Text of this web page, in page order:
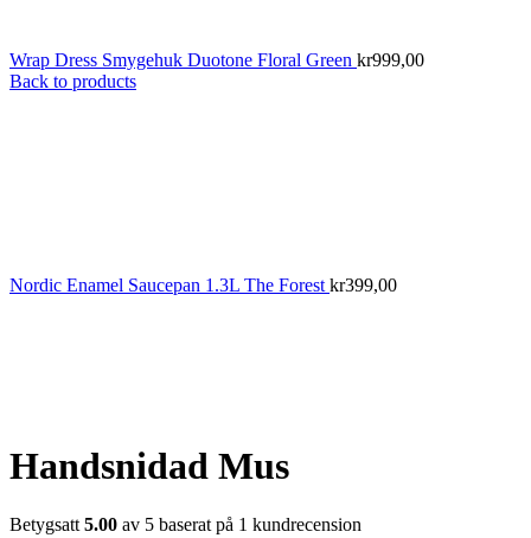
Wrap Dress Smygehuk Duotone Floral Green kr999,00
Back to products
Nordic Enamel Saucepan 1.3L The Forest kr399,00
Handsnidad Mus
Betygsatt 5.00 av 5 baserat på 1 kundrecension